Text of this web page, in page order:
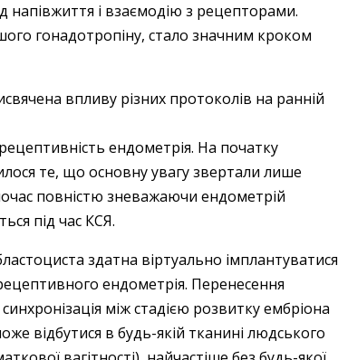
напівжиття і взаємодію з рецепторами.
гонадотропіну, стало значним кроком
впливу різних протоколів на ранній
ендометрія. На початку
те, що основну увагу звертали лише
повністю зневажаючи ендометрій
під час КСЯ.
здатна віртуально імплантуватися
ендометрія. Перенесення
між стадією розвитку ембріона
відбутися в будь-якій тканині людського